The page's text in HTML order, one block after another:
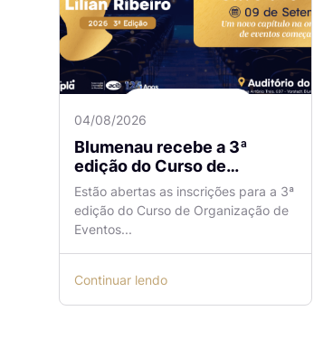
04/08/2026
Blumenau recebe a 3ª
edição do Curso de
Organização de Eventos
Lilian Ribeiro
Estão abertas as inscrições para a 3ª
edição do Curso de Organização de
Eventos...
Continuar lendo